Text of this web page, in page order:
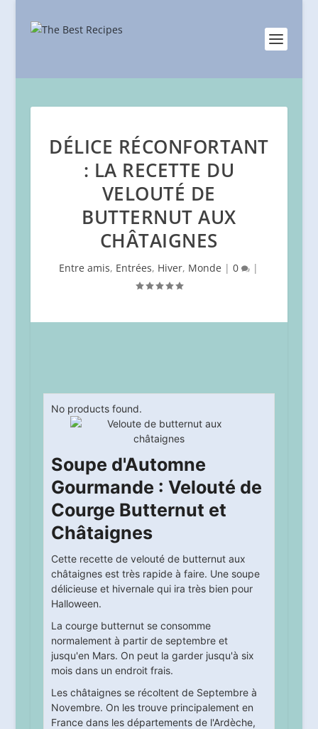
DÉLICE RÉCONFORTANT
: LA RECETTE DU
VELOUTÉ DE
BUTTERNUT AUX
CHÂTAIGNES
Entre amis, Entrées, Hiver, Monde |0 |
No products found.
Soupe d'Automne
Gourmande : Velouté de
Courge Butternut et
Châtaignes
Cette recette de velouté de butternut aux
châtaignes est très rapide à faire. Une soupe
délicieuse et hivernale qui ira très bien pour
Halloween.
La courge butternut se consomme
normalement à partir de septembre et
jusqu'en Mars. On peut la garder jusqu'à six
mois dans un endroit frais.
Les châtaignes se récoltent de Septembre à
Novembre. On les trouve principalement en
France dans les départements de l'Ardèche,